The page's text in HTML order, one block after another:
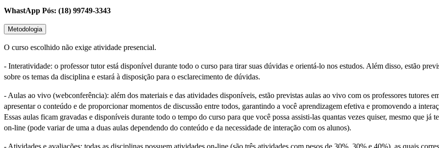
WhastApp Pós: (18) 99749-3343
Metodologia
O curso escolhido não exige atividade presencial.
- Interatividade: o professor tutor está disponível durante todo o curso para tirar suas dúvidas e orientá-lo nos estudos. Além disso, estão
sobre os temas da disciplina e estará à disposição para o esclarecimento de dúvidas.
- Aulas ao vivo (webconferência): além dos materiais e das atividades disponíveis, estão previstas aulas ao vivo com os professores tutores
apresentar o conteúdo e de proporcionar momentos de discussão entre todos, garantindo a você aprendizagem efetiva e promovendo a
Essas aulas ficam gravadas e disponíveis durante todo o tempo do curso para que você possa assisti-las quantas vezes quiser, mesmo que
on-line (pode variar de uma a duas aulas dependendo do conteúdo e da necessidade de interação com os alunos).
- Atividades e avaliações: todas as disciplinas possuem atividades on-line (são três atividades com pesos de 30%, 30% e 40%), as quais